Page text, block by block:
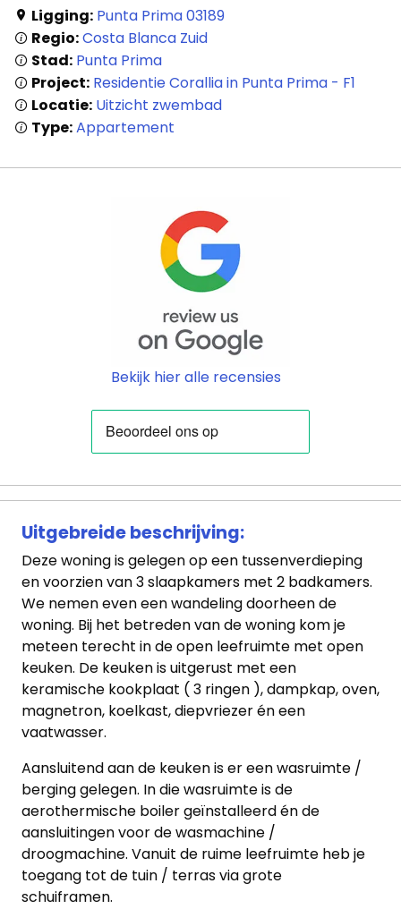
Ligging: Punta Prima 03189
Regio:Costa Blanca Zuid
Stad: Punta Prima
Project: Residentie Corallia in Punta Prima - F1
Locatie: Uitzicht zwembad
Type:Appartement
Bekijk hier alle recensies
Uitgebreide beschrijving:
Deze woning is gelegen op een tussenverdieping
en voorzien van 3 slaapkamers met 2 badkamers.
We nemen even een wandeling doorheen de
woning. Bij het betreden van de woning kom je
meteen terecht in de open leefruimte met open
keuken. De keuken is uitgerust met een
keramische kookplaat ( 3 ringen ), dampkap, oven,
magnetron, koelkast, diepvriezer én een
vaatwasser.
Aansluitend aan de keuken is er een wasruimte /
berging gelegen. In die wasruimte is de
aerothermische boiler geïnstalleerd én de
aansluitingen voor de wasmachine /
droogmachine. Vanuit de ruime leefruimte heb je
toegang tot de tuin / terras via grote
schuiframen.